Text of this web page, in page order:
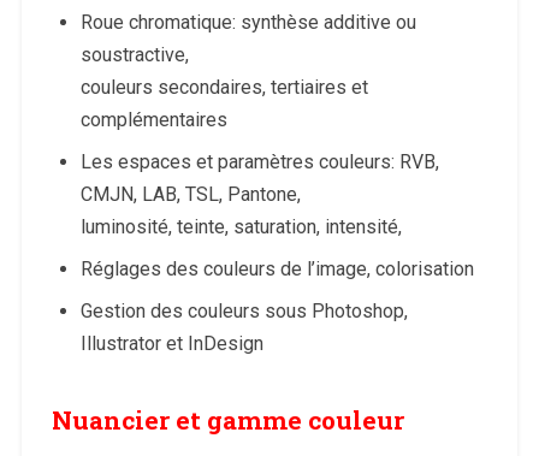
Roue chromatique: synthèse additive ou
soustractive,
couleurs secondaires, tertiaires et
complémentaires
Les espaces et paramètres couleurs: RVB,
CMJN, LAB, TSL, Pantone,
luminosité, teinte, saturation, intensité,
Réglages des couleurs de l’image, colorisation
Gestion des couleurs sous Photoshop,
Illustrator et InDesign
Nuancier et gamme couleur